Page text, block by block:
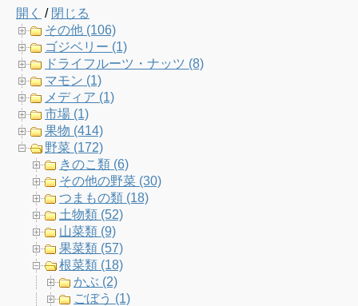
e
b
o
o
k
t
t
e
a
m
u
開く / 閉じる
その他 (106)
ゴジベリー (1)
ドライフルーツ・ナッツ (8)
マモン (1)
メディア (1)
市場 (1)
果物 (414)
野菜 (172)
きのこ類 (6)
その他の野菜 (30)
つまもの類 (18)
土物類 (52)
山菜類 (9)
果菜類 (57)
根菜類 (18)
かぶ (2)
ごぼう (1)